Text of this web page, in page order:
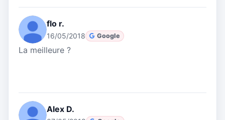
flo r.
16/05/2018 Google
La meilleure ?
Alex D.